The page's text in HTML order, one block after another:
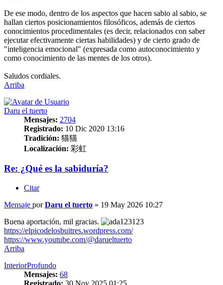
De ese modo, dentro de los aspectos que hacen sabio al sabio, se
hallan ciertos posicionamientos filosóficos, además de ciertos
conocimientos procedimentales (es decir, relacionados con saber
ejecutar efectivamente ciertas habilidades) y de cierto grado de
"inteligencia emocional" (expresada como autoconocimiento y
como conocimiento de las mentes de los otros).
Saludos cordiales.
Arriba
Daru el tuerto
Mensajes: 2704
Registrado: 10 Dic 2020 13:16
Tradición: 猫猫
Localización: 彩虹
Re: ¿Qué es la sabiduría?
Citar
Mensaje porDaru el tuerto » 19 May 2026 10:27
Buena aportación, mil gracias.
https://elpicodelosbuitres.wordpress.com/
https://www.youtube.com/@darueltuerto
Arriba
InteriorProfundo
Mensajes: 68
Registrado: 30 Nov 2025 01:25